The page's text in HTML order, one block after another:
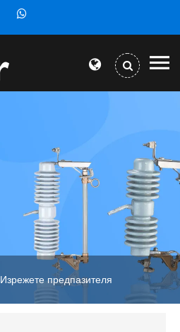
Изрежете предпазителя